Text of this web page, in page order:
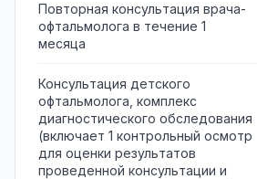
Повторная консультация врача-
офтальмолога в течение 1
месяца
Консультация детского
офтальмолога, комплекс
диагностического обследования
(включает 1 контрольный осмотр
для оценки результатов
проведенной консультации и